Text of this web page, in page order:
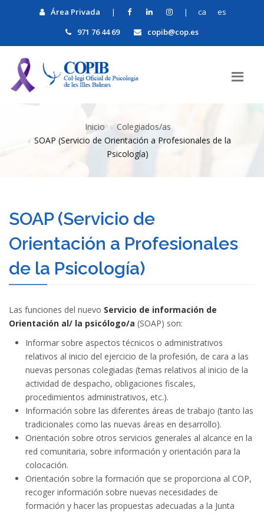
Área Privada | | ca
es
971 76 44 69
copib@cop.es
Inicio
Colegiados/as
SOAP (Servicio de Orientación a Profesionales de la
Psicología)
SOAP (Servicio de
Orientación a Profesionales
de la Psicología)
Las funciones del nuevo Servicio de información de
Orientación al/ la psicólogo/a (SOAP) son:
Informar sobre aspectos técnicos o administrativos
relativos al inicio del ejercicio de la profesión, de cara a las
nuevas personas colegiadas (temas relativos al inicio de la
actividad de despacho, obligaciones fiscales,
procedimientos administrativos, etc.).
Información sobre las diferentes áreas de trabajo (tanto las
tradicionales como las nuevas áreas en desarrollo).
Orientación sobre otros servicios generales al alcance en la
red comunitaria, sobre información y orientación para la
colocación.
Orientación sobre la formación que se proporciona al COP,
recoger información sobre nuevas necesidades de
formación y hacer las propuestas adecuadas a la Junta